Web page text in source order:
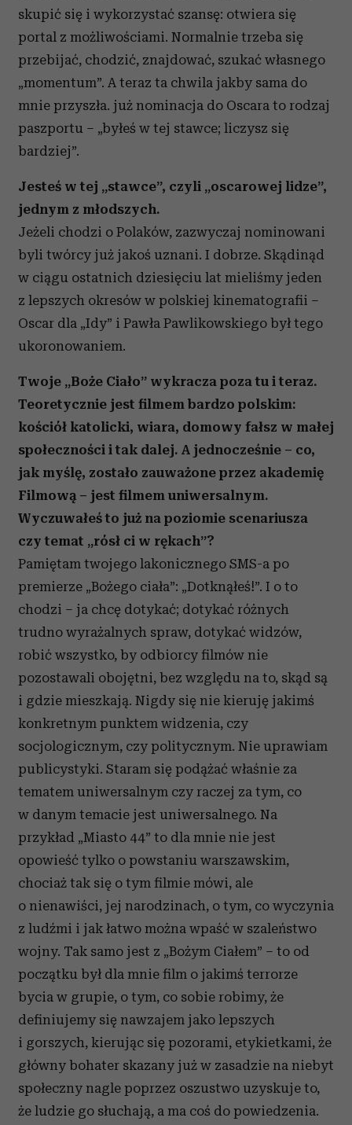
skupić się i wykorzystać szansę: otwiera się
portal z możliwościami. Normalnie trzeba się
przebijać, chodzić, znajdować, szukać własnego
„momentum”. A teraz ta chwila jakby sama do
mnie przyszła. już nominacja do Oscara to rodzaj
paszportu – „byłeś w tej stawce; liczysz się
bardziej”.
Jesteś w tej „stawce”, czyli „oscarowej lidze”,
jednym z młodszych.
Jeżeli chodzi o Polaków, zazwyczaj nominowani
byli twórcy już jakoś uznani. I dobrze. Skądinąd
w ciągu ostatnich dziesięciu lat mieliśmy jeden
z lepszych okresów w polskiej kinematografii –
Oscar dla „Idy” i Pawła Pawlikowskiego był tego
ukoronowaniem.
Twoje „Boże Ciało” wykracza poza tu i teraz.
Teoretycznie jest filmem bardzo polskim:
kościół katolicki, wiara, domowy fałsz w małej
społeczności i tak dalej. A jednocześnie – co,
jak myślę, zostało zauważone przez akademię
Filmową – jest filmem uniwersalnym.
Wyczuwałeś to już na poziomie scenariusza
czy temat „rósł ci w rękach”?
Pamiętam twojego lakonicznego SMS-a po
premierze „Bożego ciała”: „Dotknąłeś!”. I o to
chodzi – ja chcę dotykać; dotykać różnych
trudno wyrażalnych spraw, dotykać widzów,
robić wszystko, by odbiorcy filmów nie
pozostawali obojętni, bez względu na to, skąd są
i gdzie mieszkają. Nigdy się nie kieruję jakimś
konkretnym punktem widzenia, czy
socjologicznym, czy politycznym. Nie uprawiam
publicystyki. Staram się podążać właśnie za
tematem uniwersalnym czy raczej za tym, co
w danym temacie jest uniwersalnego. Na
przykład „Miasto 44” to dla mnie nie jest
opowieść tylko o powstaniu warszawskim,
chociaż tak się o tym filmie mówi, ale
o nienawiści, jej narodzinach, o tym, co wyczynia
z ludźmi i jak łatwo można wpaść w szaleństwo
wojny. Tak samo jest z „Bożym Ciałem” – to od
początku był dla mnie film o jakimś terrorze
bycia w grupie, o tym, co sobie robimy, że
definiujemy się nawzajem jako lepszych
i gorszych, kierując się pozorami, etykietkami, że
główny bohater skazany już w zasadzie na niebyt
społeczny nagle poprzez oszustwo uzyskuje to,
że ludzie go słuchają, a ma coś do powiedzenia.